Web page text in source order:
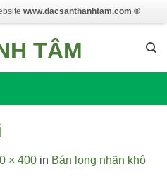
www.dacsanthanhtam.com ®
× 400 in Bán long nhãn khô